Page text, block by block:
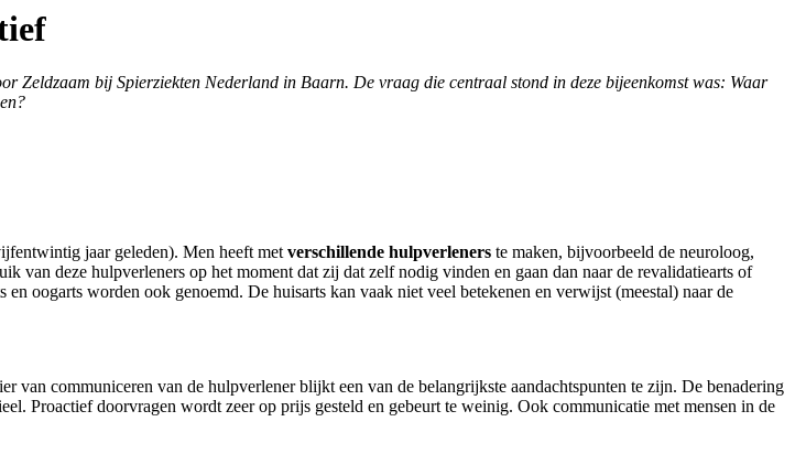
Zeldzaam bij Spierziekten Nederland in Baarn. De vraag die centraal stond in deze bijeenkomst was: Waar
jaar geleden). Men heeft metverschillende hulpverleners te maken, bijvoorbeeld de neuroloog,
van deze hulpverleners op het moment dat zij dat zelf nodig vinden en gaan dan naar de revalidatiearts of
oogarts worden ook genoemd. De huisarts kan vaak niet veel betekenen en verwijst (meestal) naar de
van communiceren van de hulpverlener blijkt een van de belangrijkste aandachtspunten te zijn. De benadering
Proactief doorvragen wordt zeer op prijs gesteld en gebeurt te weinig. Ook communicatie met mensen in de